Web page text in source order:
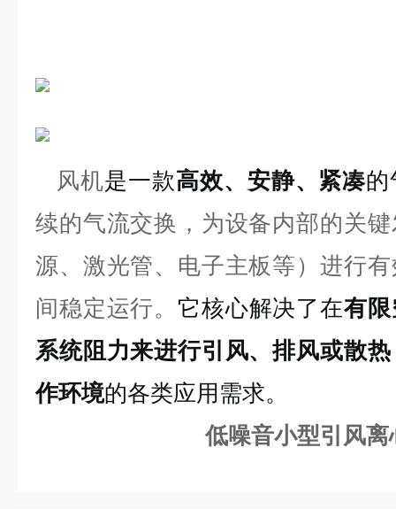
风机是一款高效、安静、紧凑的
续的气流交换，为设备内部的关
源、激光管、电子主板等）进行
间稳定运行。 它核心解决了在有
系统阻力来进行引风、排风或散
作环境的各类应用需求。
低噪音小型引风离